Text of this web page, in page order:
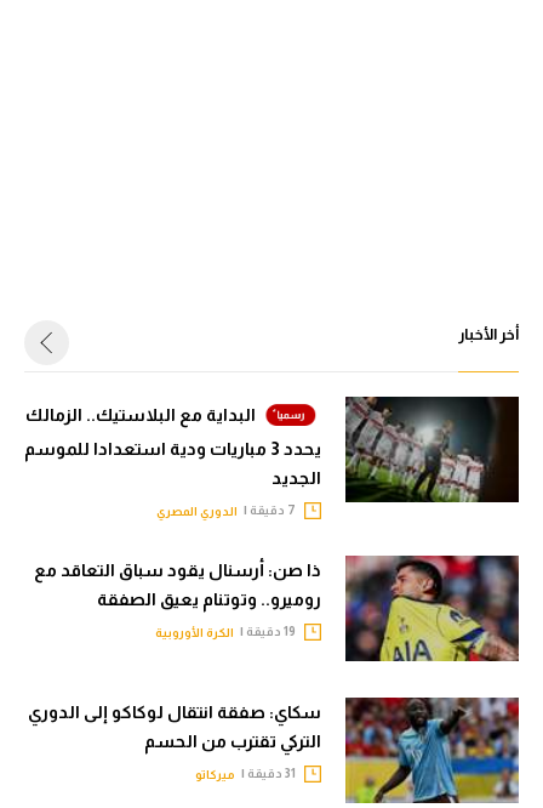
أخر الأخبار
البداية مع البلاستيك.. الزمالك
يحدد 3 مباريات ودية استعدادا للموسم
الجديد
الدوري المصري
ذا صن: أرسنال يقود سباق التعاقد مع
روميرو.. وتوتنام يعيق الصفقة
الكرة الأوروبية
سكاي: صفقة انتقال لوكاكو إلى الدوري
التركي تقترب من الحسم
ميركاتو